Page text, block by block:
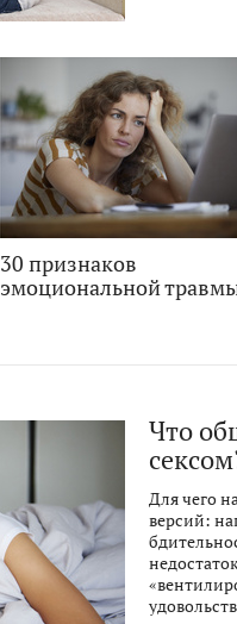
30 признаков
эмоциональной
Что
Для чего
версий: